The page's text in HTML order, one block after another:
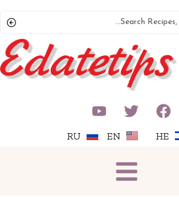
HE
EN
RU